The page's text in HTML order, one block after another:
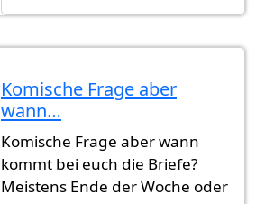
Komische Frage aber
wann…
Komische Frage aber wann
kommt bei euch die Briefe?
Meistens Ende der Woche oder